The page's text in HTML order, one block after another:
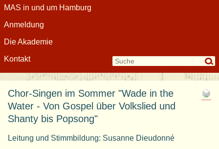
MAS in und um Hamburg
Anmeldung
Die Akademie
Kontakt
Chor-Singen im Sommer "Wade in the
Water - Von Gospel über Volkslied und
Shanty bis Popsong"
Leitung und Stimmbildung: Susanne Dieudonné